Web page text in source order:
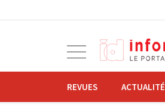
navigation
REVUES ACTUALITÉ